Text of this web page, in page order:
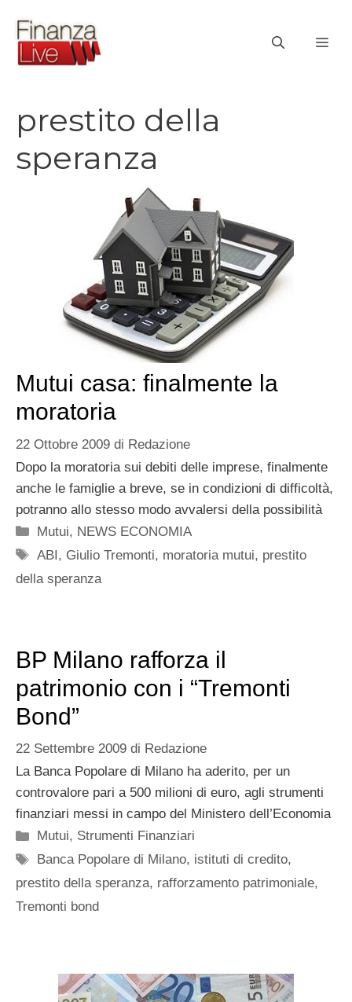
contenuto
prestito della
speranza
Mutui casa: finalmente la
moratoria
22 Ottobre 2009 di Redazione
Dopo la moratoria sui debiti delle imprese, finalmente
anche le famiglie a breve, se in condizioni di difficoltà,
potranno allo stesso modo avvalersi della possibilità
Categorie
Mutui, NEWS ECONOMIA
Tag
ABI, Giulio Tremonti, moratoria mutui, prestito
della speranza
BP Milano rafforza il
patrimonio con i “Tremonti
Bond”
22 Settembre 2009 di Redazione
La Banca Popolare di Milano ha aderito, per un
controvalore pari a 500 milioni di euro, agli strumenti
finanziari messi in campo del Ministero dell’Economia
Categorie
Mutui, Strumenti Finanziari
Tag
Banca Popolare di Milano, istituti di credito,
prestito della speranza, rafforzamento patrimoniale,
Tremonti bond